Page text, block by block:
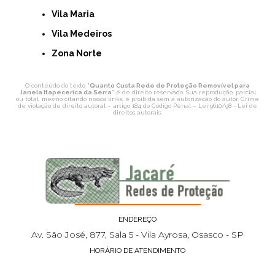
Vila Maria
Vila Medeiros
Zona Norte
O conteúdo do texto "Quanto Custa Rede de Proteção Removível para
Janela Itapecerica da Serra" é de direito reservado. Sua reprodução, parcial
ou total, mesmo citando nossos links, é proibida sem a autorização do autor. Crime
de violação de direito autoral – artigo 184 do Código Penal – Lei 9610/98 - Lei de
direitos autorais
ENDEREÇO
Av. São José, 877, Sala 5 - Vila Ayrosa, Osasco - SP
HORÁRIO DE ATENDIMENTO